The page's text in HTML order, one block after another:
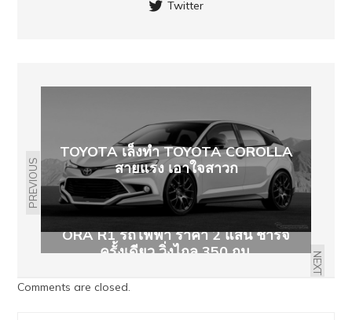
Twitter
PREVIOUS
TOYOTA เล็งทำ TOYOTA COROLLA
สายแรง เอาใจสาวก
NEXT
ORA R1 รถไฟฟ้า ราคา 2 แสน ชาร์จ
ครั้งเดียว วิ่งไกล 350 กม.
Comments are closed.